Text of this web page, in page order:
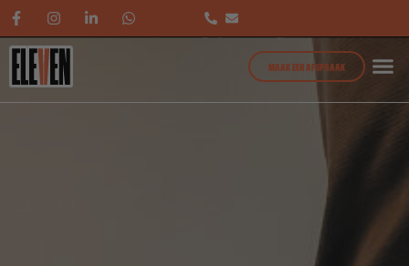
MAAK EEN AFSPRAAK